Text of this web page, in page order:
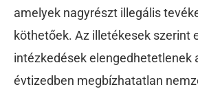
amelyek nagyrészt illegális
köthetőek. Az illetékesek szerint
intézkedések elengedhetetlenek
évtizedben megbízhatatlan